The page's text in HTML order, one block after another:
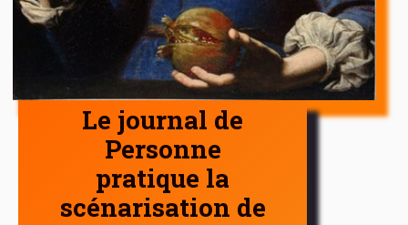
Le journal de
Personne
pratique la
scénarisation de